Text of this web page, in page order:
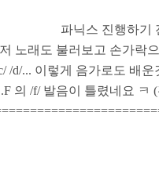
파닉스 진행하기
노래도 불러보고 손가락
/d/... 이렇게 음가로도 배
의 /f/ 발음이 틀렸네요 ㅋ